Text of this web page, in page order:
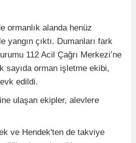
ormanlık alanda henüz
yangın çıktı. Dumanları fark
112 Acil Çağrı Merkezi’ne
sayıda orman işletme ekibi,
edildi.
ulaşan ekipler, alevlere
ve Hendek'ten de takviye